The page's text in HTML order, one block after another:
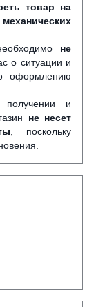
товар на
не
о ситуации и
оформлению
и
не несет
, поскольку